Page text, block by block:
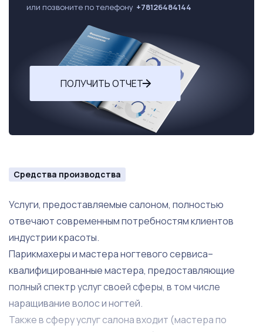
или позвоните по телефону +78126484144
ПОЛУЧИТЬ ОТЧЕТ
Средства производства
Услуги, предоставляемые салоном, полностью
отвечают современным потребностям клиентов
индустрии красоты.
Парикмахеры и мастера ногтевого сервиса–
квалифицированные мастера, предоставляющие
полный спектр услуг своей сферы, в том числе
наращивание волос и ногтей.
Также в сферу услуг салона входит (мастера по